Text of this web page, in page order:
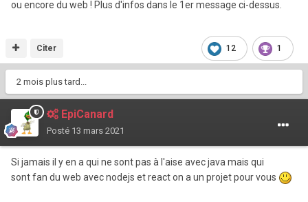
ou encore du web ! Plus d'infos dans le 1er message ci-dessus.
12 1
Citer
2 mois plus tard...
EpiCanard
Posté 13 mars 2021
Si jamais il y en a qui ne sont pas à l'aise avec java mais qui
sont fan du web avec nodejs et react on a un projet pour vous